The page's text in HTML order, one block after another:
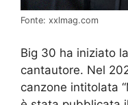
Fonte: xxlmag.com
Big 30 ha iniziato
cantautore. Nel
canzone intitolata